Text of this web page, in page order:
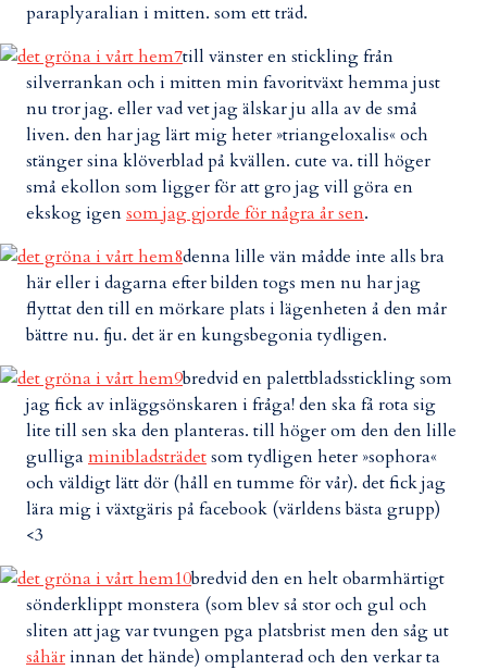
paraplyaralian i mitten. som ett träd.
till vänster en stickling från
silverrankan och i mitten min favoritväxt hemma just
nu tror jag. eller vad vet jag älskar ju alla av de små
liven. den har jag lärt mig heter »triangeloxalis« och
stänger sina klöverblad på kvällen. cute va. till höger
små ekollon som ligger för att gro jag vill göra en
ekskog igensom jag gjorde för några år sen.
denna lille vän mådde inte alls bra
här eller i dagarna efter bilden togs men nu har jag
flyttat den till en mörkare plats i lägenheten å den mår
bättre nu. fju. det är en kungsbegonia tydligen.
bredvid en palettbladsstickling som
jag fick av inläggsönskaren i fråga! den ska få rota sig
lite till sen ska den planteras. till höger om den den lille
gulliga minibladsträdetsom tydligen heter »sophora«
och väldigt lätt dör (håll en tumme för vår). det fick jag
lära mig i växtgäris på facebook (världens bästa grupp)
<3
bredvid den en helt obarmhärtigt
sönderklippt monstera (som blev så stor och gul och
sliten att jag var tvungen pga platsbrist men den såg ut
såhärinnan det hände) omplanterad och den verkar ta